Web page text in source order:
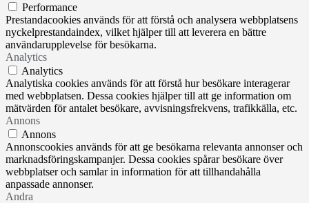
Performance
Prestandacookies används för att förstå och analysera webbplatsens
nyckelprestandaindex, vilket hjälper till att leverera en bättre
användarupplevelse för besökarna.
Analytics
Analytics
Analytiska cookies används för att förstå hur besökare interagerar
med webbplatsen. Dessa cookies hjälper till att ge information om
mätvärden för antalet besökare, avvisningsfrekvens, trafikkälla, etc.
Annons
Annons
Annonscookies används för att ge besökarna relevanta annonser och
marknadsföringskampanjer. Dessa cookies spårar besökare över
webbplatser och samlar in information för att tillhandahålla
anpassade annonser.
Andra